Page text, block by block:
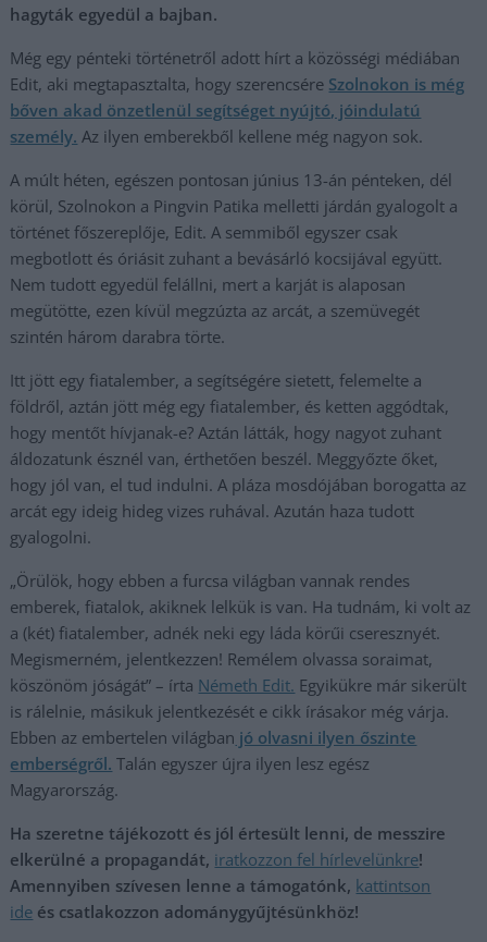
hagyták egyedül a bajban.
Még egy pénteki történetről adott hírt a közösségi médiában
Edit, aki megtapasztalta, hogy szerencsére Szolnokon is még
bőven akad önzetlenül segítséget nyújtó, jóindulatú
személy. Az ilyen emberekből kellene még nagyon sok.
A múlt héten, egészen pontosan június 13-án pénteken, dél
körül, Szolnokon a Pingvin Patika melletti járdán gyalogolt a
történet főszereplője, Edit. A semmiből egyszer csak
megbotlott és óriásit zuhant a bevásárló kocsijával együtt.
Nem tudott egyedül felállni, mert a karját is alaposan
megütötte, ezen kívül megzúzta az arcát, a szemüvegét
szintén három darabra törte.
Itt jött egy fiatalember, a segítségére sietett, felemelte a
földről, aztán jött még egy fiatalember, és ketten aggódtak,
hogy mentőt hívjanak-e? Aztán látták, hogy nagyot zuhant
áldozatunk észnél van, érthetően beszél. Meggyőzte őket,
hogy jól van, el tud indulni. A pláza mosdójában borogatta az
arcát egy ideig hideg vizes ruhával. Azután haza tudott
gyalogolni.
„Örülök, hogy ebben a furcsa világban vannak rendes
emberek, fiatalok, akiknek lelkük is van. Ha tudnám, ki volt az
a (két) fiatalember, adnék neki egy láda körűi cseresznyét.
Megismerném, jelentkezzen! Remélem olvassa soraimat,
köszönöm jóságát” – írta Németh Edit. Egyikükre már sikerült
is rálelnie, másikuk jelentkezését e cikk írásakor még várja.
Ebben az embertelen világban jó olvasni ilyen őszinte
emberségről. Talán egyszer újra ilyen lesz egész
Magyarország.
Ha szeretne tájékozott és jól értesült lenni, de messzire
elkerülné a propagandát, iratkozzon fel hírlevelünkre!
Amennyiben szívesen lenne a támogatónk, kattintson
ide és csatlakozzon adománygyűjtésünkhöz!